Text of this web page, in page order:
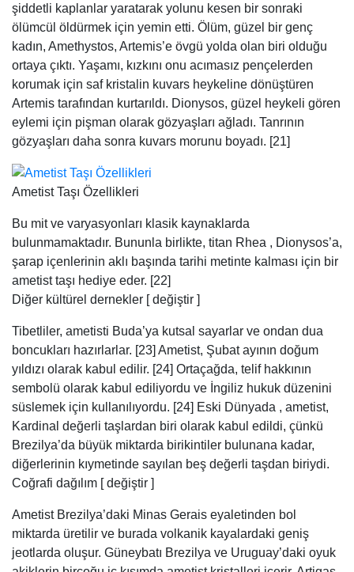
şiddetli kaplanlar yaratarak yolunu kesen bir sonraki
ölümcül öldürmek için yemin etti. Ölüm, güzel bir genç
kadın, Amethystos, Artemis’e övgü yolda olan biri olduğu
ortaya çıktı. Yaşamı, kızkını onu acımasız pençelerden
korumak için saf kristalin kuvars heykeline dönüştüren
Artemis tarafından kurtarıldı. Dionysos, güzel heykeli gören
eylemi için pişman olarak gözyaşları ağladı. Tanrının
gözyaşları daha sonra kuvars morunu boyadı. [21]
Ametist Taşı Özellikleri
Bu mit ve varyasyonları klasik kaynaklarda
bulunmamaktadır. Bununla birlikte, titan Rhea , Dionysos’a,
şarap içenlerinin aklı başında tarihi metinte kalması için bir
ametist taşı hediye eder. [22]
Diğer kültürel dernekler [ değiştir ]
Tibetliler, ametisti Buda’ya kutsal sayarlar ve ondan dua
boncukları hazırlarlar. [23] Ametist, Şubat ayının doğum
yıldızı olarak kabul edilir. [24] Ortaçağda, telif hakkının
sembolü olarak kabul ediliyordu ve İngiliz hukuk düzenini
süslemek için kullanılıyordu. [24] Eski Dünyada , ametist,
Kardinal değerli taşlardan biri olarak kabul edildi, çünkü
Brezilya’da büyük miktarda birikintiler bulunana kadar,
diğerlerinin kıymetinde sayılan beş değerli taşdan biriydi.
Coğrafi dağılım [ değiştir ]
Ametist Brezilya’daki Minas Gerais eyaletinden bol
miktarda üretilir ve burada volkanik kayalardaki geniş
jeotlarda oluşur. Güneybatı Brezilya ve Uruguay’daki oyuk